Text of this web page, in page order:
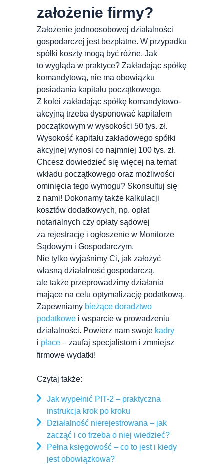
założenie firmy?
Założenie jednoosobowej działalności
gospodarczej jest bezpłatne. W przypadku
spółki koszty mogą być różne. Jak
to wygląda w praktyce? Zakładając spółkę
komandytową, nie ma obowiązku
posiadania kapitału początkowego.
Z kolei zakładając spółkę komandytowo-
akcyjną trzeba dysponować kapitałem
początkowym w wysokości 50 tys. zł.
Wysokość kapitału zakładowego spółki
akcyjnej wynosi co najmniej 100 tys. zł.
Chcesz dowiedzieć się więcej na temat
wkładu początkowego oraz możliwości
ominięcia tego wymogu? Skonsultuj się
z nami! Dokonamy także kalkulacji
kosztów dodatkowych, np. opłat
notarialnych czy opłaty sądowej
za rejestrację i ogłoszenie w Monitorze
Sądowym i Gospodarczym.
Nie tylko wyjaśnimy Ci, jak założyć
własną działalność gospodarczą,
ale także przeprowadzimy działania
mające na celu optymalizację podatkową.
Zapewniamy bieżące doradztwo
podatkowe i wsparcie w prowadzeniu
działalności. Powierz nam swoje kadry
i płace – zaufaj specjalistom i zmniejsz
firmowe wydatki!
Czytaj także:
Jak wypełnić PIT-2 – praktyczna
instrukcja krok po kroku
Działalność nierejestrowana – jak
zacząć i co trzeba o niej wiedzieć?
Pełna księgowość – co to jest i kiedy
jest obowiązkowa?